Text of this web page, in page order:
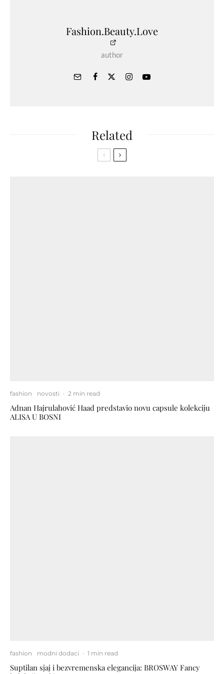
Fashion.Beauty.Love
author
Related
fashion novosti · 2 min read
Adnan Hajrulahović Haad predstavio novu capsule kolekciju
ALISA U BOSNI
fashion modni dodaci · 1 min read
Suptilan sjaj i bezvremenska elegancija: BROSWAY Fancy